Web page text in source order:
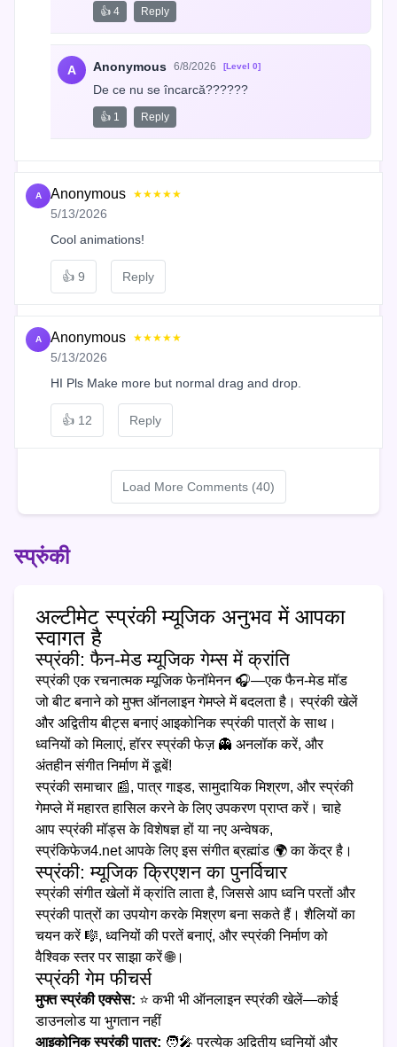
👍 4 Reply
A Anonymous 6/8/2026 [Level 0]
De ce nu se încarcă??????
👍 1 Reply
A Anonymous ★★★★★
5/13/2026
Cool animations!
👍 9 Reply
A Anonymous ★★★★★
5/13/2026
HI Pls Make more but normal drag and drop.
👍 12 Reply
Load More Comments (40)
स्प्रुंकी
अल्टीमेट स्प्रंकी म्यूजिक अनुभव में आपका
स्वागत है
स्प्रंकी: फैन-मेड म्यूजिक गेम्स में क्रांति
स्प्रंकी एक रचनात्मक म्यूजिक फेनॉमेनन 🎧—एक फैन-मेड मॉड
जो बीट बनाने को मुफ्त ऑनलाइन गेमप्ले में बदलता है। स्प्रंकी खेलें
और अद्वितीय बीट्स बनाएं आइकोनिक स्प्रंकी पात्रों के साथ।
ध्वनियों को मिलाएं, हॉरर स्प्रंकी फेज़ 👻 अनलॉक करें, और
अंतहीन संगीत निर्माण में डूबें!
स्प्रंकी समाचार 📰, पात्र गाइड, सामुदायिक मिश्रण, और स्प्रंकी
गेमप्ले में महारत हासिल करने के लिए उपकरण प्राप्त करें। चाहे
आप स्प्रंकी मॉड्स के विशेषज्ञ हों या नए अन्वेषक,
स्प्रंकिफेज4.net आपके लिए इस संगीत ब्रह्मांड 🌍 का केंद्र है।
स्प्रंकी: म्यूजिक क्रिएशन का पुनर्विचार
स्प्रंकी संगीत खेलों में क्रांति लाता है, जिससे आप ध्वनि परतों और
स्प्रंकी पात्रों का उपयोग करके मिश्रण बना सकते हैं। शैलियों का
चयन करें 🎼, ध्वनियों की परतें बनाएं, और स्प्रंकी निर्माण को
वैश्विक स्तर पर साझा करें 🌐।
स्प्रंकी गेम फीचर्स
मुफ्त स्प्रंकी एक्सेस: ⭐ कभी भी ऑनलाइन स्प्रंकी खेलें—कोई
डाउनलोड या भुगतान नहीं
आइकोनिक स्प्रंकी पात्र: 🧑‍🎤 प्रत्येक अद्वितीय ध्वनियों और